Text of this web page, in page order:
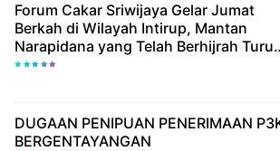
Forum Cakar Sriwijaya Gelar Jumat
Berkah di Wilayah Intirup, Mantan
Narapidana yang Telah Berhijrah Turut
Berbagi Kebaikan
DUGAAN PENIPUAN PENERIMAAN P3K
BERGENTAYANGAN